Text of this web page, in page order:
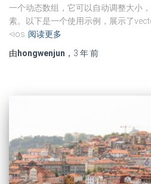
一个动态数组，它可以自动调整大小
素。以下是一个使用示例，展示了
<ios 阅读更多
由 hongwenjun ， 3 年前